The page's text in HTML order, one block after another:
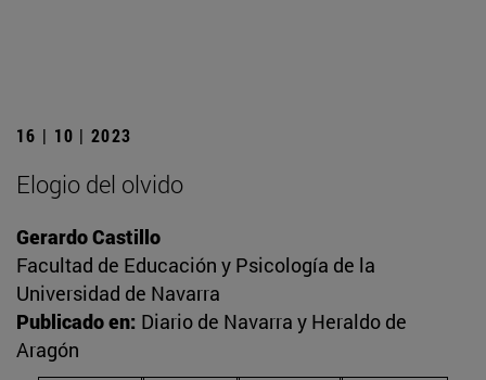
16 | 10 | 2023
Elogio del olvido
Gerardo Castillo
Facultad de Educación y Psicología de la
Universidad de Navarra
Publicado en: Diario de Navarra y Heraldo de
Aragón